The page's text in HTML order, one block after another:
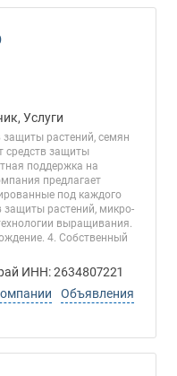
Услуги
растений, семян
средств защиты
поддержка на
предлагает
под каждого
защиты растений, микро-
выращивания.
4. Собственный
ИНН: 2634807221
Объявления